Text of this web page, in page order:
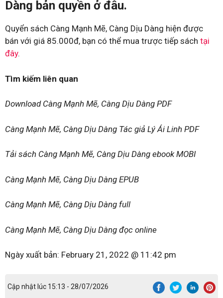
Dàng bản quyền ở đâu.
Quyển sách Càng Mạnh Mẽ, Càng Dịu Dàng hiện được
bán với giá 85.000đ, bạn có thể mua trược tiếp sách tại
đây.
Tìm kiếm liên quan
Download Càng Mạnh Mẽ, Càng Dịu Dàng PDF
Càng Mạnh Mẽ, Càng Dịu Dàng Tác giả Lý Ái Linh PDF
Tải sách Càng Mạnh Mẽ, Càng Dịu Dàng ebook MOBI
Càng Mạnh Mẽ, Càng Dịu Dàng EPUB
Càng Mạnh Mẽ, Càng Dịu Dàng full
Càng Mạnh Mẽ, Càng Dịu Dàng đọc online
Ngày xuất bản: February 21, 2022 @ 11:42 pm
Cập nhật lúc 15:13 - 28/07/2026